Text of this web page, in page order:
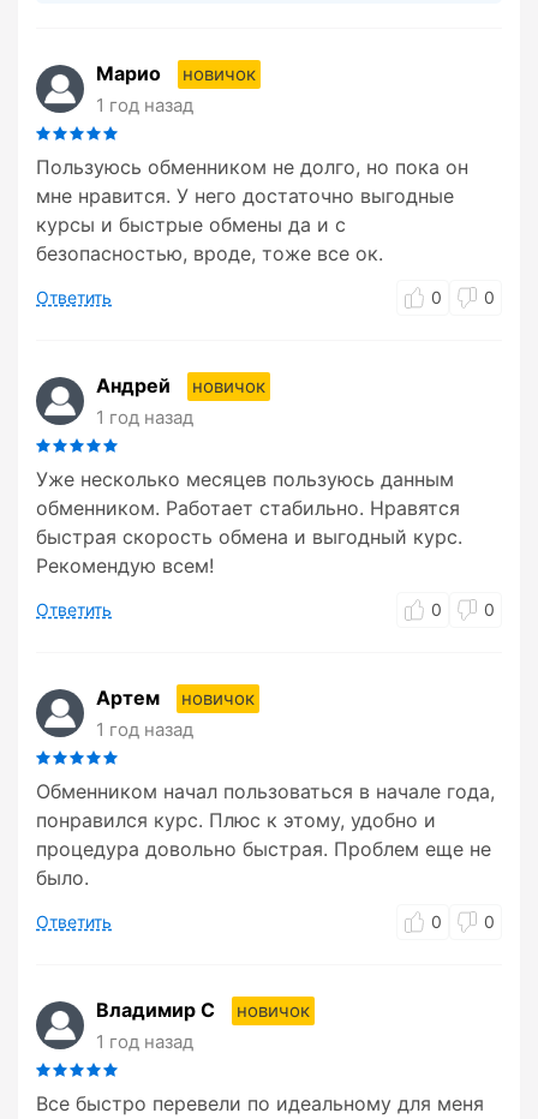
Марио
новичок
1 год назад
Пользуюсь обменником не долго, но пока он
мне нравится. У него достаточно выгодные
курсы и быстрые обмены да и с
безопасностью, вроде, тоже все ок.
Ответить 0 0
Андрей
новичок
1 год назад
Уже несколько месяцев пользуюсь данным
обменником. Работает стабильно. Нравятся
быстрая скорость обмена и выгодный курс.
Рекомендую всем!
Ответить 0 0
Артем
новичок
1 год назад
Обменником начал пользоваться в начале года,
понравился курс. Плюс к этому, удобно и
процедура довольно быстрая. Проблем еще не
было.
Ответить 0 0
Владимир С
новичок
1 год назад
Все быстро перевели по идеальному для меня